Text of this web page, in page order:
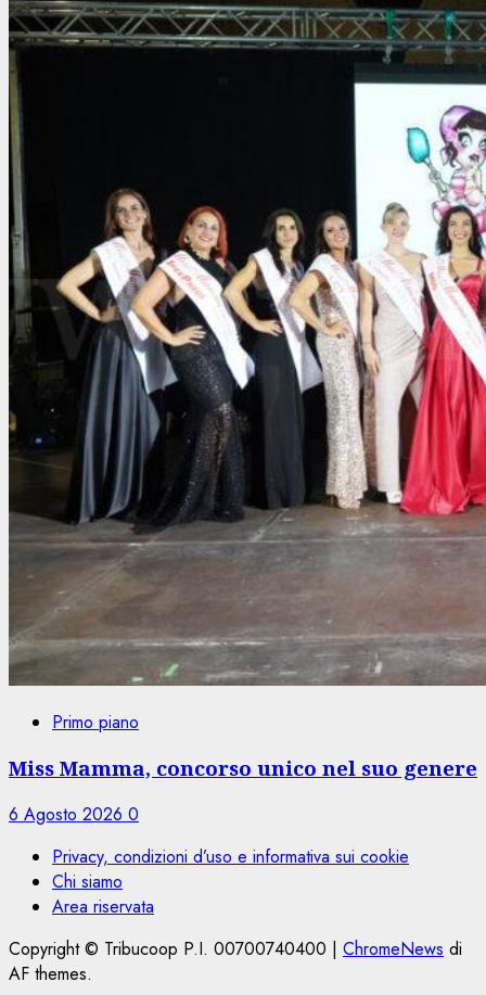
Primo piano
Miss Mamma, concorso unico nel suo genere
6 Agosto 2026 0
Privacy, condizioni d’uso e informativa sui cookie
Chi siamo
Area riservata
Copyright © Tribucoop P.I. 00700740400 | ChromeNews di
AF themes.